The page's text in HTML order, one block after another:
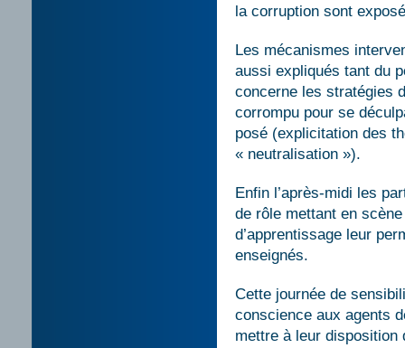
la corruption sont
Les mécanismes
aussi expliqués tant du
concerne les stratégies
corrompu pour se
posé (explicitation des
« neutralisation »).
Enfin l’après-midi les
de rôle mettant en
d’apprentissage leur
enseignés.
Cette journée de
conscience aux agents
mettre à leur